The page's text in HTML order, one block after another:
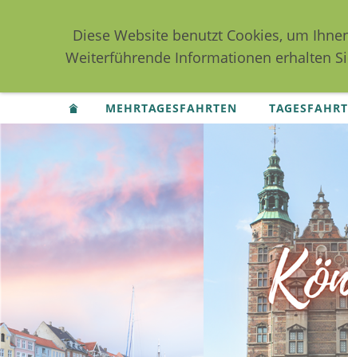
MEHRTAGESFAHRTEN
Diese Website benutzt Cookies, um
Weiterführende Informationen erhalten